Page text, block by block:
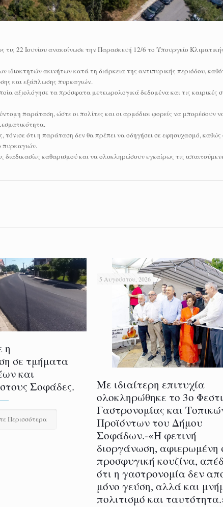
22 Ιουνίου ανακοίνωσε την Παρασκευή 12/6 το Υπουργείο
ακινήτων κατά τη διάρκεια της αντιπυρικής περιόδου,
και εξάπλωσης πυρκαγιών.
αξιολόγησε τα πρόσφατα μετεωρολογικά δεδομένα και τις καιρικές
παράταση, ώστε οι πολίτες και οι αρμόδιοι φορείς να μπορέσουν
ότι η παράταση δεν θα πρέπει να οδηγήσει σε εφησυχασμό, καθώς
πυρκαγιών.
καθαρισμού και να ολοκληρώσουν εγκαίρως τις
η
σε τμήματα
και
Σοφάδες.
Περισσότερα
5 Αυγούστου, 2026
Με ιδιαίτερη επιτυχία
ολοκληρώθηκε το 3ο
Γαστρονομίας και
Προϊόντων του Δήμου
Σοφάδων.-«Η φετινή
διοργάνωση, αφιερωμένη
προσφυγική κουζίνα,
ότι η γαστρονομία δεν
μόνο γεύση, αλλά και
πολιτισμό και